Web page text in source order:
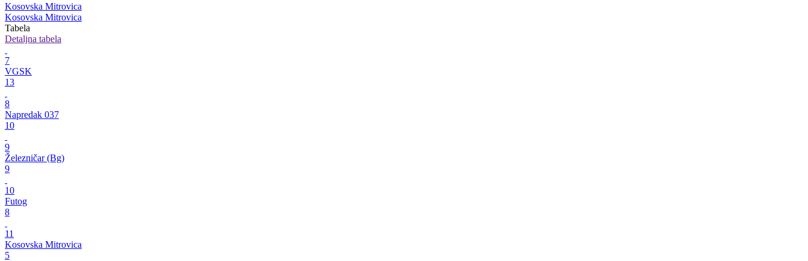
Kosovska Mitrovica
Kosovska Mitrovica
Tabela
Detaljna tabela
7
VGSK
13
8
Napredak 037
10
9
Železničar (Bg)
9
10
Futog
8
11
Kosovska Mitrovica
5